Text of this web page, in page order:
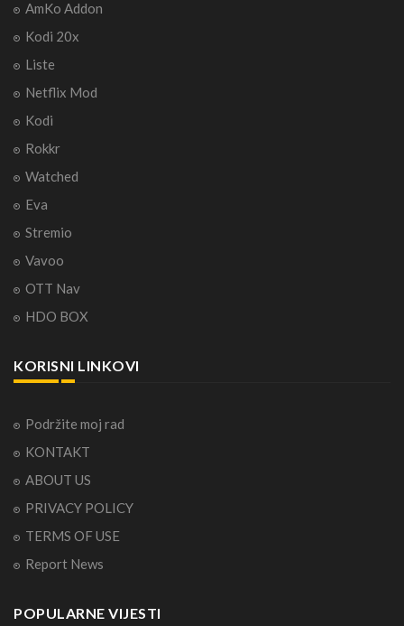
AmKo Addon
Kodi 20x
Liste
Netflix Mod
Kodi
Rokkr
Watched
Eva
Stremio
Vavoo
OTT Nav
HDO BOX
KORISNI LINKOVI
Podržite moj rad
KONTAKT
ABOUT US
PRIVACY POLICY
TERMS OF USE
Report News
POPULARNE VIJESTI